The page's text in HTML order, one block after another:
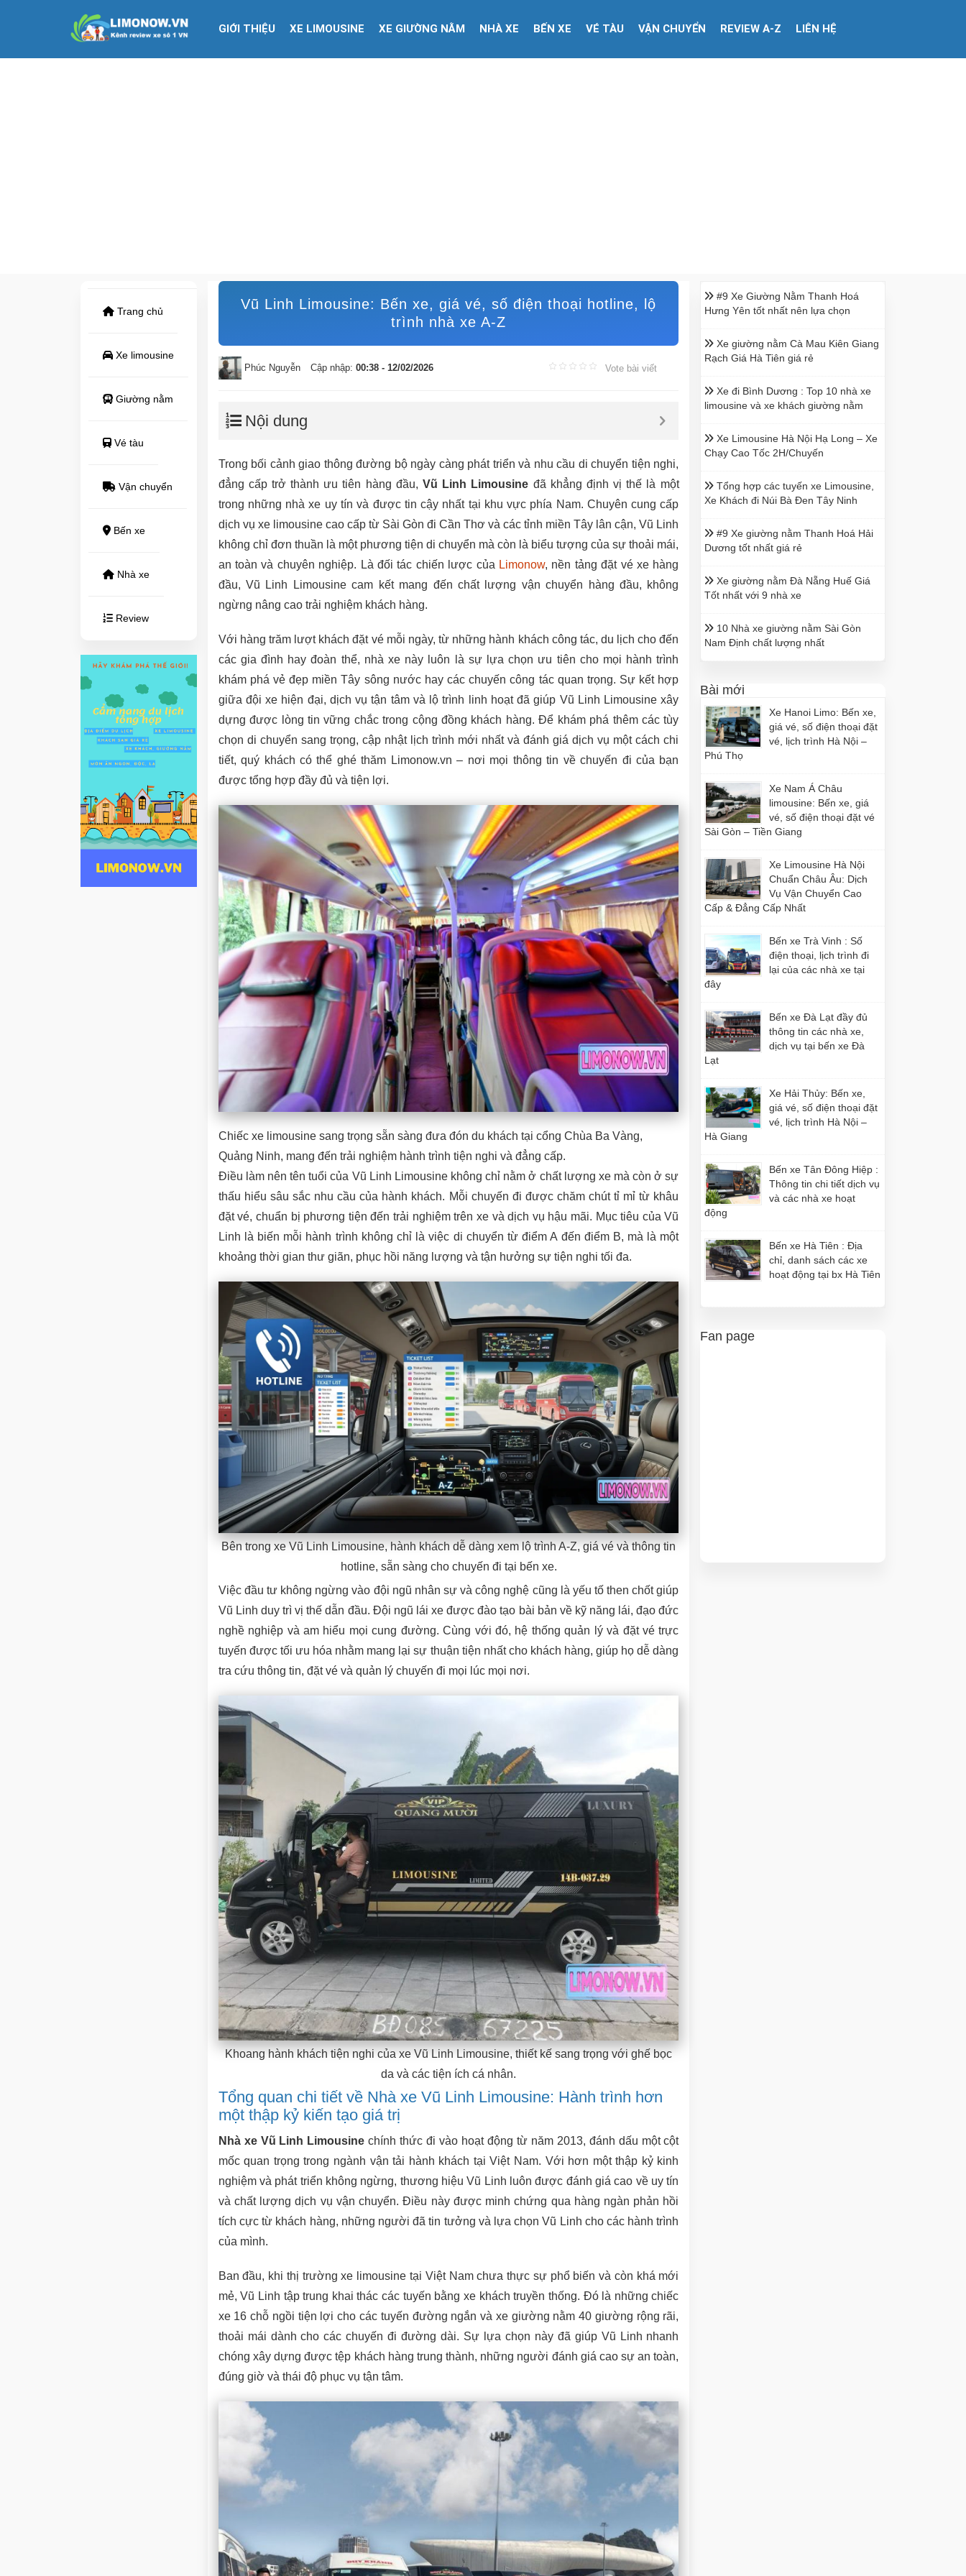
GIỚI THIỆU XE LIMOUSINE XE GIƯỜNG NẰM NHÀ XE BẾN XE VÉ TÀU VẬN CHUYỂN REVIEW A-Z LIÊN HỆ
Trang chủ
Xe limousine
Giường nằm
Vé tàu
Vận chuyển
Bến xe
Nhà xe
Review
Vũ Linh Limousine: Bến xe, giá vé, số điện thoại hotline, lộ
trình nhà xe A-Z
Phúc Nguyễn Cập nhập: 00:38 - 12/02/2026 Vote bài viết
Nội dung
Trong bối cảnh giao thông đường bộ ngày càng phát triển và nhu cầu di chuyển tiện nghi,
đẳng cấp trở thành ưu tiên hàng đầu, Vũ Linh Limousine đã khẳng định vị thế là một
trong những nhà xe uy tín và được tin cậy nhất tại khu vực phía Nam. Chuyên cung cấp
dịch vụ xe limousine cao cấp từ Sài Gòn đi Cần Thơ và các tỉnh miền Tây lân cận, Vũ Linh
không chỉ đơn thuần là một phương tiện di chuyển mà còn là biểu tượng của sự thoải mái,
an toàn và chuyên nghiệp. Là đối tác chiến lược của Limonow, nền tảng đặt vé xe hàng
đầu, Vũ Linh Limousine cam kết mang đến chất lượng vận chuyển hàng đầu, không
ngừng nâng cao trải nghiệm khách hàng.
Với hàng trăm lượt khách đặt vé mỗi ngày, từ những hành khách công tác, du lịch cho đến
các gia đình hay đoàn thể, nhà xe này luôn là sự lựa chọn ưu tiên cho mọi hành trình
khám phá vẻ đẹp miền Tây sông nước hay các chuyến công tác quan trọng. Sự kết hợp
giữa đội xe hiện đại, dịch vụ tận tâm và lộ trình linh hoạt đã giúp Vũ Linh Limousine xây
dựng được lòng tin vững chắc trong cộng đồng khách hàng. Để khám phá thêm các tùy
chọn di chuyển sang trọng, cập nhật lịch trình mới nhất và đánh giá dịch vụ một cách chi
tiết, quý khách có thể ghé thăm Limonow.vn – nơi mọi thông tin về chuyến đi của bạn
được tổng hợp đầy đủ và tiện lợi.
Chiếc xe limousine sang trọng sẵn sàng đưa đón du khách tại cổng Chùa Ba Vàng,
Quảng Ninh, mang đến trải nghiệm hành trình tiện nghi và đẳng cấp.
Điều làm nên tên tuổi của Vũ Linh Limousine không chỉ nằm ở chất lượng xe mà còn ở sự
thấu hiểu sâu sắc nhu cầu của hành khách. Mỗi chuyến đi được chăm chút tỉ mỉ từ khâu
đặt vé, chuẩn bị phương tiện đến trải nghiệm trên xe và dịch vụ hậu mãi. Mục tiêu của Vũ
Linh là biến mỗi hành trình không chỉ là việc di chuyển từ điểm A đến điểm B, mà là một
khoảng thời gian thư giãn, phục hồi năng lượng và tận hưởng sự tiện nghi tối đa.
Bên trong xe Vũ Linh Limousine, hành khách dễ dàng xem lộ trình A-Z, giá vé và thông tin
hotline, sẵn sàng cho chuyến đi tại bến xe.
Việc đầu tư không ngừng vào đội ngũ nhân sự và công nghệ cũng là yếu tố then chốt giúp
Vũ Linh duy trì vị thế dẫn đầu. Đội ngũ lái xe được đào tạo bài bản về kỹ năng lái, đạo đức
nghề nghiệp và am hiểu mọi cung đường. Cùng với đó, hệ thống quản lý và đặt vé trực
tuyến được tối ưu hóa nhằm mang lại sự thuận tiện nhất cho khách hàng, giúp họ dễ dàng
tra cứu thông tin, đặt vé và quản lý chuyến đi mọi lúc mọi nơi.
Khoang hành khách tiện nghi của xe Vũ Linh Limousine, thiết kế sang trọng với ghế bọc
da và các tiện ích cá nhân.
Tổng quan chi tiết về Nhà xe Vũ Linh Limousine: Hành trình hơn
một thập kỷ kiến tạo giá trị
Nhà xe Vũ Linh Limousine chính thức đi vào hoạt động từ năm 2013, đánh dấu một cột
mốc quan trọng trong ngành vận tải hành khách tại Việt Nam. Với hơn một thập kỷ kinh
nghiệm và phát triển không ngừng, thương hiệu Vũ Linh luôn được đánh giá cao về uy tín
và chất lượng dịch vụ vận chuyển. Điều này được minh chứng qua hàng ngàn phản hồi
tích cực từ khách hàng, những người đã tin tưởng và lựa chọn Vũ Linh cho các hành trình
của mình.
Ban đầu, khi thị trường xe limousine tại Việt Nam chưa thực sự phổ biến và còn khá mới
mẻ, Vũ Linh tập trung khai thác các tuyến bằng xe khách truyền thống. Đó là những chiếc
xe 16 chỗ ngồi tiện lợi cho các tuyến đường ngắn và xe giường nằm 40 giường rộng rãi,
thoải mái dành cho các chuyến đi đường dài. Sự lựa chọn này đã giúp Vũ Linh nhanh
chóng xây dựng được tệp khách hàng trung thành, những người đánh giá cao sự an toàn,
đúng giờ và thái độ phục vụ tận tâm.
#9 Xe Giường Nằm Thanh Hoá
Hưng Yên tốt nhất nên lựa chọn
Xe giường nằm Cà Mau Kiên Giang
Rạch Giá Hà Tiên giá rẻ
Xe đi Bình Dương : Top 10 nhà xe
limousine và xe khách giường nằm
Xe Limousine Hà Nội Hạ Long – Xe
Chạy Cao Tốc 2H/Chuyến
Tổng hợp các tuyến xe Limousine,
Xe Khách đi Núi Bà Đen Tây Ninh
#9 Xe giường nằm Thanh Hoá Hải
Dương tốt nhất giá rẻ
Xe giường nằm Đà Nẵng Huế Giá
Tốt nhất với 9 nhà xe
10 Nhà xe giường nằm Sài Gòn
Nam Định chất lượng nhất
Bài mới
Xe Hanoi Limo: Bến xe,
giá vé, số điện thoại đặt
vé, lịch trình Hà Nội –
Phú Thọ
Xe Nam Á Châu
limousine: Bến xe, giá
vé, số điện thoại đặt vé
Sài Gòn – Tiền Giang
Xe Limousine Hà Nội
Chuẩn Châu Âu: Dịch
Vụ Vận Chuyển Cao
Cấp & Đẳng Cấp Nhất
Bến xe Trà Vinh : Số
điện thoại, lịch trình đi
lại của các nhà xe tại
đây
Bến xe Đà Lạt đầy đủ
thông tin các nhà xe,
dịch vụ tại bến xe Đà
Lạt
Xe Hải Thủy: Bến xe,
giá vé, số điện thoại đặt
vé, lịch trình Hà Nội –
Hà Giang
Bến xe Tân Đông Hiệp :
Thông tin chi tiết dịch vụ
và các nhà xe hoạt
động
Bến xe Hà Tiên : Địa
chỉ, danh sách các xe
hoạt động tại bx Hà Tiên
Fan page